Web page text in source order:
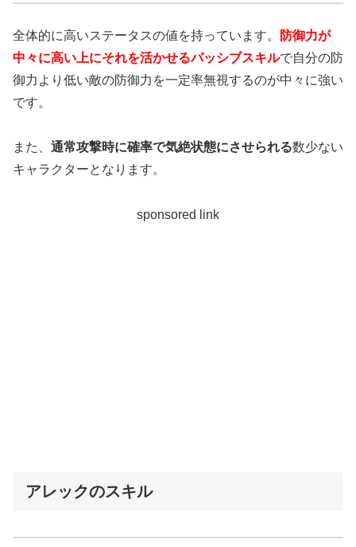
全体的に高いステータスの値を持っています。
防御力が
中々に高い上にそれを活かせるパッシブスキルで自分の防
御力より低い敵の防御力を一定率無視するのが中々に強い
です。
また、 通常攻撃時に確率で気絶状態にさせられる数少ない
キャラクターとなります。
sponsored link
アレックのスキル